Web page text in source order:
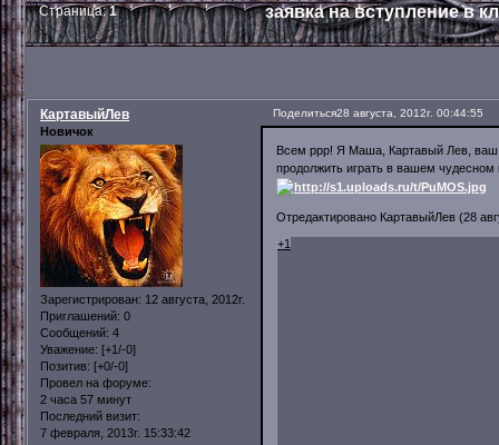
заявка на вступление в
Страница:1
Поделиться28 августа, 2012г. 00:44:55
КартавыйЛев
Новичок
Зарегистрирован: 12 августа, 2012г.
Приглашений: 0
Сообщений: 4
Уважение: [+1/-0]
Позитив: [+0/-0]
Провел на форуме:
2 часа 57 минут
Последний визит:
7 февраля, 2013г. 15:33:42
Всем ррр! Я Маша, Картавый Лев, ваш
продолжить играть в вашем чудесном
Отредактировано КартавыйЛев (28
+1